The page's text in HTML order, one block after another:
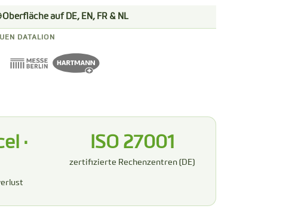
Oberfläche auf DE, EN, FR & NL
DATALION
·
ISO 27001
zertifizierte Rechenzentren (DE)